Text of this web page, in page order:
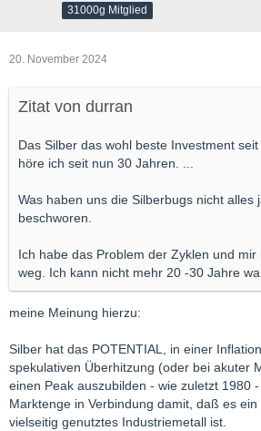
31000g Mitglied
20. November 2024
Zitat von durran
Das Silber das wohl beste Investment seit
höre ich seit nun 30 Jahren. ...
Was haben uns die Silberbugs nicht alles
beschworen.
Ich habe das Problem der Zyklen und
weg. Ich kann nicht mehr 20 -30 Jahre
meine Meinung hierzu:
Silber hat das POTENTIAL, in einer
spekulativen Überhitzung (oder bei akuter
einen Peak auszubilden - wie zuletzt 1980
Marktenge in Verbindung damit, daß es
vielseitig genutztes Industriemetall ist.